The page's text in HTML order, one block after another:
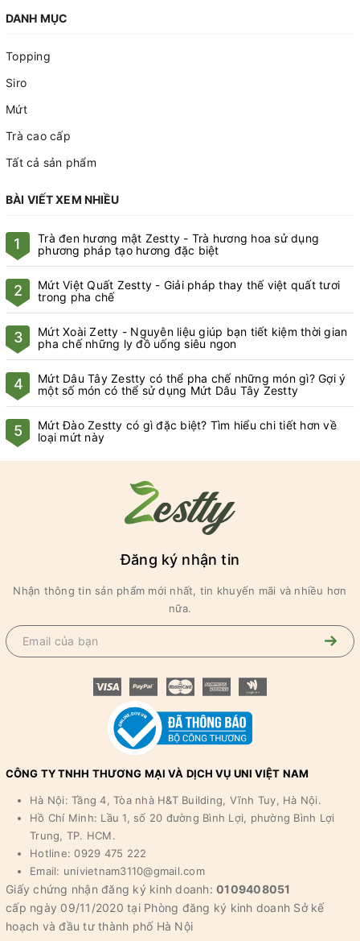
DANH MỤC
Topping
Siro
Mứt
Trà cao cấp
Tất cả sản phẩm
BÀI VIẾT XEM NHIỀU
1
Trà đen hương mật Zestty - Trà hương hoa sử dụng
phương pháp tạo hương đặc biệt
2
Mứt Việt Quất Zestty - Giải pháp thay thế việt quất tươi
trong pha chế
3
Mứt Xoài Zetty - Nguyên liệu giúp bạn tiết kiệm thời gian
pha chế những ly đồ uống siêu ngon
4
Mứt Dâu Tây Zestty có thể pha chế những món gì? Gợi ý
một số món có thể sử dụng Mứt Dâu Tây Zestty
5
Mứt Đào Zestty có gì đặc biệt? Tìm hiểu chi tiết hơn về
loại mứt này
Đăng ký nhận tin
Nhận thông tin sản phẩm mới nhất, tin khuyến mãi và nhiều hơn
nữa.
CÔNG TY TNHH THƯƠNG MẠI VÀ DỊCH VỤ UNI VIỆT NAM
Hà Nội: Tầng 4, Tòa nhà H&T Building, Vĩnh Tuy, Hà Nội.
Hồ Chí Minh: Lầu 1, số 20 đường Bình Lợi, phường Bình Lợi
Trung, TP. HCM.
Hotline: 0929 475 222
Email: univietnam3110@gmail.com
Giấy chứng nhận đăng ký kinh doanh: 0109408051
cấp ngày 09/11/2020 tại Phòng đăng ký kinh doanh Sở kế
hoạch và đầu tư thành phố Hà Nội